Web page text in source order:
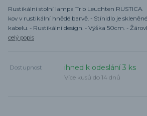
Rustikální stolní lampa Trio Leuchten
kov v rustikální hnědé barvě. - Stínidlo je
kabelu. - Rustikální design. - Výška 50cm. -
celý popis
Dostupnost ihned k odeslání 3 ks
Více kusů do 14 dnů